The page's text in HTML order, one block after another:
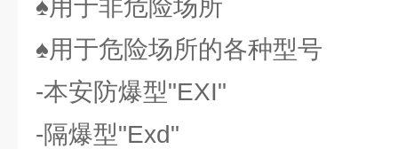
♠用于非危险场所
♠用于危险场所的各种型号
-本安防爆型"EXI"
-隔爆型"Exd"